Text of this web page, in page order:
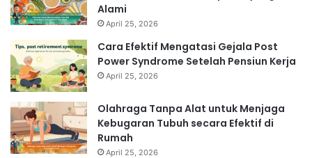
Alami
April 25, 2026
Cara Efektif Mengatasi Gejala Post
Power Syndrome Setelah Pensiun Kerja
April 25, 2026
Olahraga Tanpa Alat untuk Menjaga
Kebugaran Tubuh secara Efektif di
Rumah
April 25, 2026